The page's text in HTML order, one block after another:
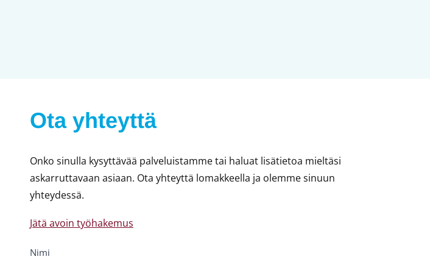
Ota yhteyttä
Onko sinulla kysyttävää palveluistamme tai haluat lisätietoa mieltäsi
askarruttavaan asiaan. Ota yhteyttä lomakkeella ja olemme sinuun
yhteydessä.
Jätä avoin työhakemus
Ota
Nimi